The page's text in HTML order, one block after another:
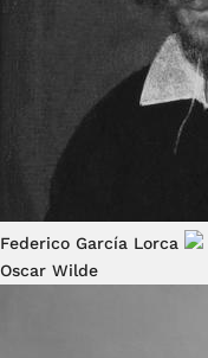
Federico García Lorca
Oscar Wilde